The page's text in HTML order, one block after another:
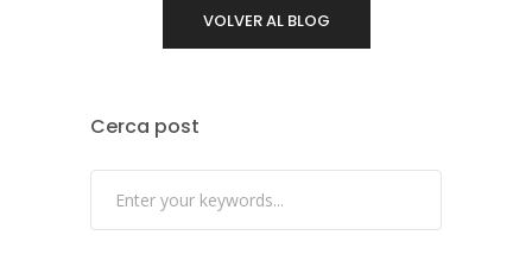
VOLVER AL BLOG
Cerca post